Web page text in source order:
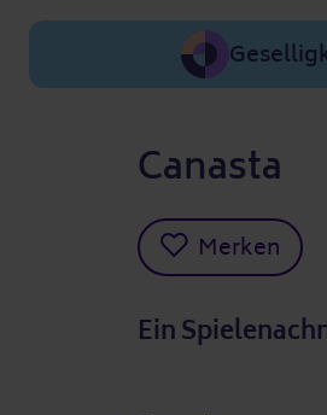
Canasta
Merken
Ein